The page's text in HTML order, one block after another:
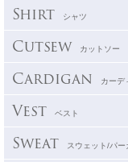
Shirt シャツ
Cutsew カットソー
Cardigan カーデ
Vest ベスト
Sweat スウェット/パー